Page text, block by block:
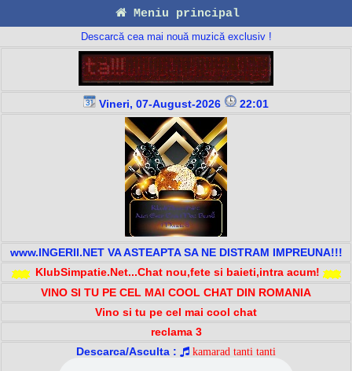
Meniu principal
Descarcă cea mai nouă muzică exclusiv !
Vineri, 07-August-2026 22:01
www.INGERII.NET VA ASTEAPTA SA NE DISTRAM IMPREUNA!!!
KlubSimpatie.Net...Chat nou,fete si baieti,intra acum!
VINO SI TU PE CEL MAI COOL CHAT DIN ROMANIA
Vino si tu pe cel mai cool chat
reclama 3
Descarca/Asculta :
kamarad tanti tanti